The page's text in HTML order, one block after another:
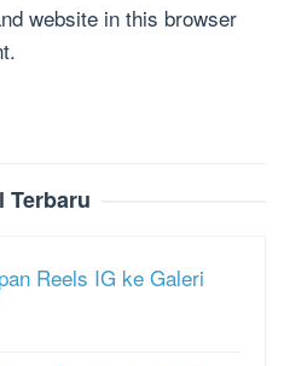
website in this browser
Terbaru
Reels IG ke Galeri